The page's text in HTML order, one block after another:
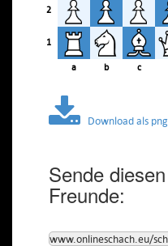
2
1
a b c
Download als
Sende
Freunde:
www.onlineschach.eu/